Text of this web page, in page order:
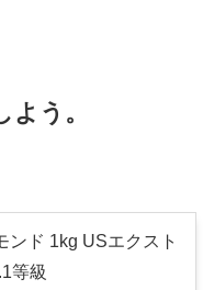
う。
ンド 1kg USエクスト
等級